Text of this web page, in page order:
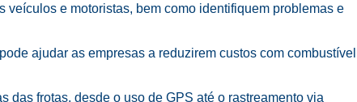
e motoristas, bem como identifiquem problemas e
ajudar as empresas a reduzirem custos com combustível
das frotas, desde o uso de GPS até o rastreamento via